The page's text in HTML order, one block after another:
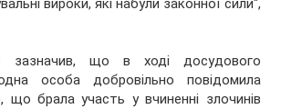
вироки, які набули законної сили",
зазначив, що в ході досудового
особа добровільно повідомила
що брала участь у вчиненні злочинів